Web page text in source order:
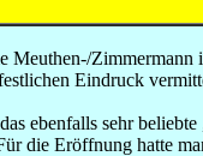
Eindruck
ebenfalls sehr
die Eröffnung hatte